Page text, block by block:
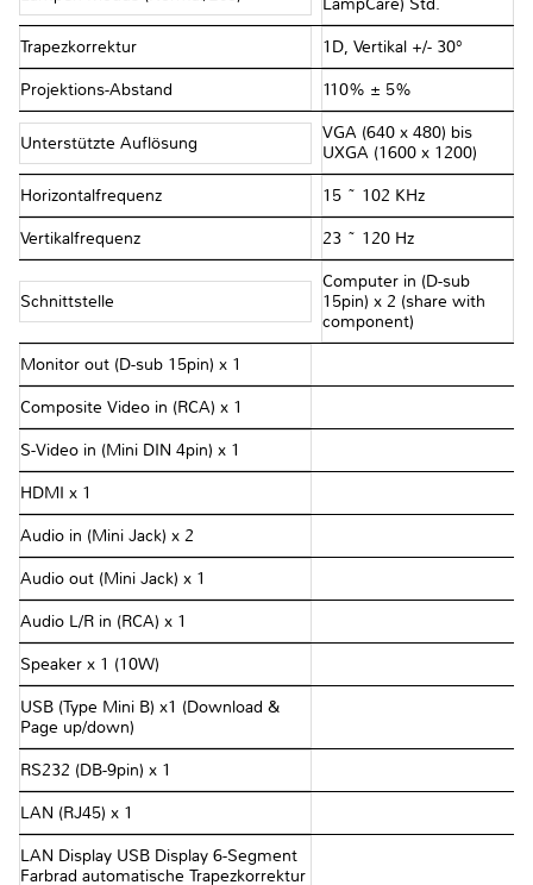
LampCare) Std.
Trapezkorrektur 1D, Vertikal +/- 30°
Projektions-Abstand 110% ± 5%
Unterstützte Auflösung
VGA (640 x 480) bis
UXGA (1600 x 1200)
Horizontalfrequenz 15 ~ 102 KHz
Vertikalfrequenz 23 ~ 120 Hz
Schnittstelle
Computer in (D-sub
15pin) x 2 (share with
component)
Monitor out (D-sub 15pin) x 1
Composite Video in (RCA) x 1
S-Video in (Mini DIN 4pin) x 1
HDMI x 1
Audio in (Mini Jack) x 2
Audio out (Mini Jack) x 1
Audio L/R in (RCA) x 1
Speaker x 1 (10W)
USB (Type Mini B) x1 (Download &
Page up/down)
RS232 (DB-9pin) x 1
LAN (RJ45) x 1
LAN Display USB Display 6-Segment
Farbrad automatische Trapezkorrektur